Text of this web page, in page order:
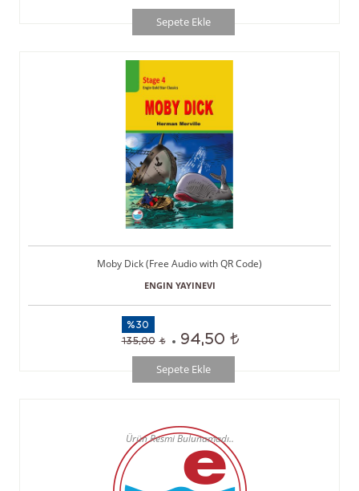
Sepete Ekle
Sepete Ekle
Moby Dick (Free Audio with QR Code)
ENGIN YAYINEVI
%30
135,00
94,50